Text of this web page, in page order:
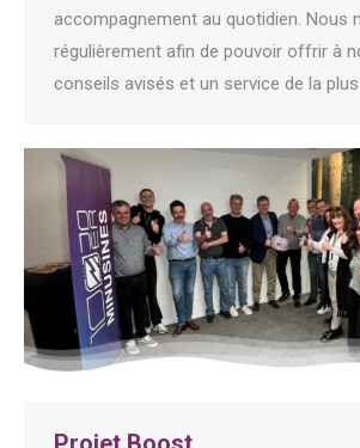
accompagnement au quotidien. Nous
régulièrement afin de pouvoir offrir à
conseils avisés et un service de la